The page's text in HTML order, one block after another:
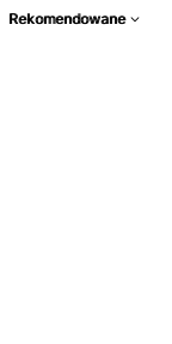
Rekomendowane